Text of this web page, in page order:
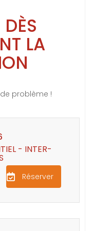
DÈS
LA
problème !
- INTER-
Réserver